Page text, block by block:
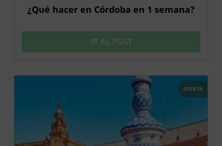
¿Qué hacer en Córdoba en 1 semana?
IR AL POST
OFERTA